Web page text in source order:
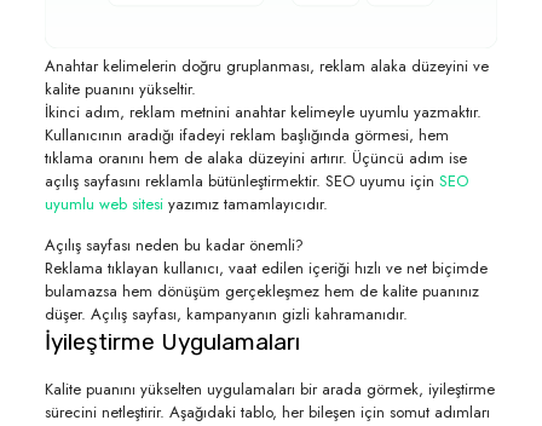
Anahtar kelimelerin doğru gruplanması, reklam alaka düzeyini ve
kalite puanını yükseltir.
İkinci adım, reklam metnini anahtar kelimeyle uyumlu yazmaktır.
Kullanıcının aradığı ifadeyi reklam başlığında görmesi, hem
tıklama oranını hem de alaka düzeyini artırır. Üçüncü adım ise
açılış sayfasını reklamla bütünleştirmektir. SEO uyumu için SEO
uyumlu web sitesiyazımız tamamlayıcıdır.
Açılış sayfası neden bu kadar önemli?
Reklama tıklayan kullanıcı, vaat edilen içeriği hızlı ve net biçimde
bulamazsa hem dönüşüm gerçekleşmez hem de kalite puanınız
düşer. Açılış sayfası, kampanyanın gizli kahramanıdır.
İyileştirme Uygulamaları
Kalite puanını yükselten uygulamaları bir arada görmek, iyileştirme
sürecini netleştirir. Aşağıdaki tablo, her bileşen için somut adımları